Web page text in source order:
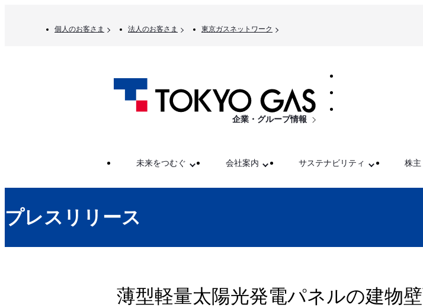
個人のお客さま 法人のお客さま 東京ガスネットワーク
企業・グループ情報
未来をつむぐ 会社案内 サステナビリティ 株主
プレスリリース
薄型軽量太陽光発電パネルの建物